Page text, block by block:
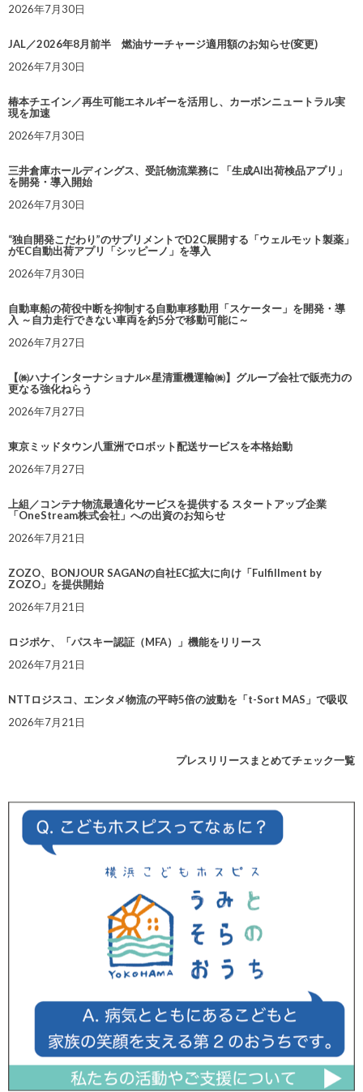
2026年7月30日
JAL／2026年8月前半 燃油サーチャージ適用額のお知らせ(変更)
2026年7月30日
椿本チエイン／再生可能エネルギーを活用し、カーボンニュートラル実
現を加速
2026年7月30日
三井倉庫ホールディングス、受託物流業務に 「生成AI出荷検品アプリ」
を開発・導入開始
2026年7月30日
“独自開発こだわり”のサプリメントでD2C展開する「ウェルモット製薬」
がEC自動出荷アプリ「シッピーノ」を導入
2026年7月30日
自動車船の荷役中断を抑制する自動車移動用「スケーター」を開発・導
入 ～自力走行できない車両を約5分で移動可能に～
2026年7月27日
【㈱ハナインターナショナル×星清重機運輸㈱】グループ会社で販売力の
更なる強化ねらう
2026年7月27日
東京ミッドタウン八重洲でロボット配送サービスを本格始動
2026年7月27日
上組／コンテナ物流最適化サービスを提供する スタートアップ企業
「OneStream株式会社」への出資のお知らせ
2026年7月21日
ZOZO、BONJOUR SAGANの自社EC拡大に向け「Fulfillment by
ZOZO」を提供開始
2026年7月21日
ロジポケ、「パスキー認証（MFA）」機能をリリース
2026年7月21日
NTTロジスコ、エンタメ物流の平時5倍の波動を「t-Sort MAS」で吸収
2026年7月21日
プレスリリースまとめてチェック一覧